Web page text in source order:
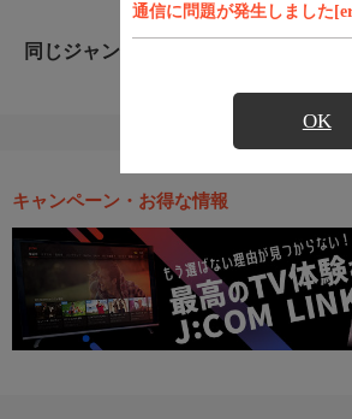
通信に問題が発生しました
OK
同じジャンルのおすすめ番組
キャンペーン・お得な情報